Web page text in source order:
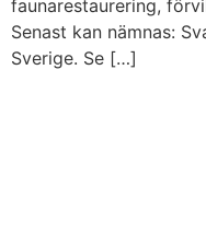
faunarestaurering,
Senast kan nämnas:
Sverige. Se […]